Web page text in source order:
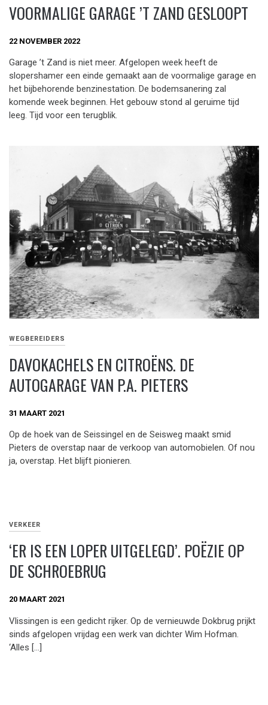
VOORMALIGE GARAGE ’T ZAND GESLOOPT
22 NOVEMBER 2022
Garage ’t Zand is niet meer. Afgelopen week heeft de
slopershamer een einde gemaakt aan de voormalige garage en
het bijbehorende benzinestation. De bodemsanering zal
komende week beginnen. Het gebouw stond al geruime tijd
leeg. Tijd voor een terugblik.
WEGBEREIDERS
DAVOKACHELS EN CITROËNS. DE
AUTOGARAGE VAN P.A. PIETERS
31 MAART 2021
Op de hoek van de Seissingel en de Seisweg maakt smid
Pieters de overstap naar de verkoop van automobielen. Of nou
ja, overstap. Het blijft pionieren.
VERKEER
‘ER IS EEN LOPER UITGELEGD’. POËZIE OP
DE SCHROEBRUG
20 MAART 2021
Vlissingen is een gedicht rijker. Op de vernieuwde Dokbrug prijkt
sinds afgelopen vrijdag een werk van dichter Wim Hofman.
‘Alles […]